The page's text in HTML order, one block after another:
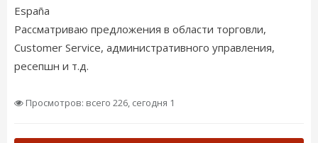
España
Рассматриваю предложения в области торговли,
Customer Service, административного управления,
ресепшн и т.д.
Просмотров: всего 226, сегодня 1